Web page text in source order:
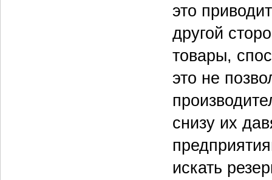
это
другой
товары,
это не
снизу их
искать